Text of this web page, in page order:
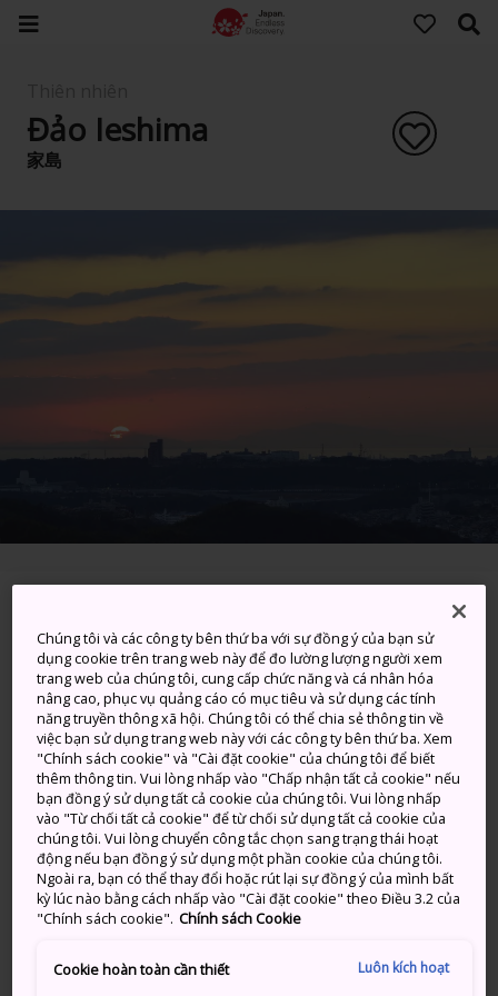
Đảo Ieshima
家島
Xem trên Google Maps
Nhận Thông tin Quá cảnh
TỪ KHÓA BẢN ĐỒ
Những hòn đảo tuyệt đẹp nằm
trong Biển nội địa Seto.
Ieshima là một tập hợp gồm 44 hòn đảo ngay vùng
biển ngoài khơi của thành phố Himeji ở Biển nội địa
Chúng tôi và các công ty bên thứ ba với sự đồng ý của bạn sử
dụng cookie trên trang web này để đo lường lượng người xem
trang web của chúng tôi, cung cấp chức năng và cá nhân hóa
nâng cao, phục vụ quảng cáo có mục tiêu và sử dụng các tính
năng truyền thông xã hội. Chúng tôi có thể chia sẻ thông tin về
việc bạn sử dụng trang web này với các công ty bên thứ ba. Xem
"Chính sách cookie" và "Cài đặt cookie" của chúng tôi để biết
thêm thông tin. Vui lòng nhấp vào "Chấp nhận tất cả cookie" nếu
bạn đồng ý sử dụng tất cả cookie của chúng tôi. Vui lòng nhấp
vào "Từ chối tất cả cookie" để từ chối sử dụng tất cả cookie của
chúng tôi. Vui lòng chuyển công tắc chọn sang trạng thái hoạt
động nếu bạn đồng ý sử dụng một phần cookie của chúng tôi.
Ngoài ra, bạn có thể thay đổi hoặc rút lại sự đồng ý của mình bất
kỳ lúc nào bằng cách nhấp vào "Cài đặt cookie" theo Điều 3.2 của
"Chính sách cookie". Chính sách Cookie
Cookie hoàn toàn cần thiết Luôn kích hoạt